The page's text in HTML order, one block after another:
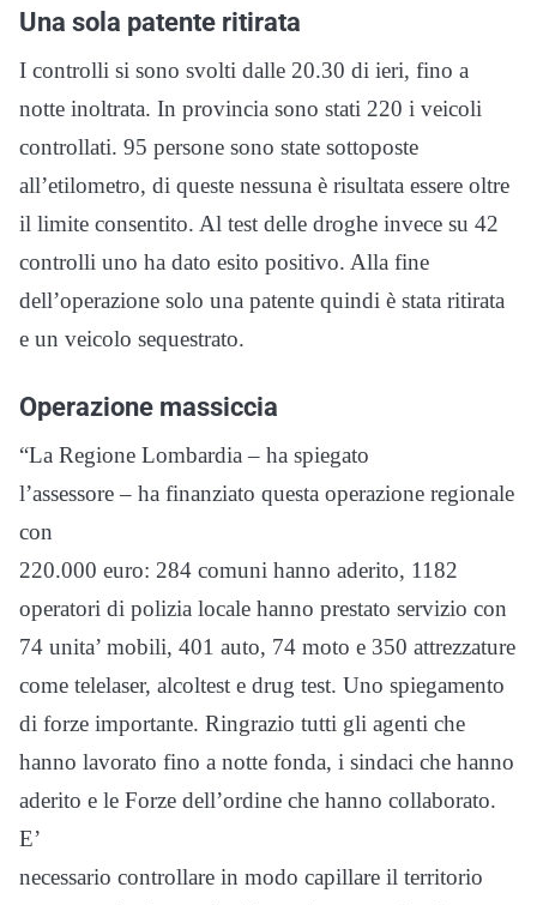
Una sola patente ritirata
I controlli si sono svolti dalle 20.30 di ieri, fino a
notte inoltrata. In provincia sono stati 220 i veicoli
controllati. 95 persone sono state sottoposte
all’etilometro, di queste nessuna è risultata essere oltre
il limite consentito. Al test delle droghe invece su 42
controlli uno ha dato esito positivo. Alla fine
dell’operazione solo una patente quindi è stata ritirata
e un veicolo sequestrato.
Operazione massiccia
“La Regione Lombardia – ha spiegato
l’assessore – ha finanziato questa operazione regionale
con
220.000 euro: 284 comuni hanno aderito, 1182
operatori di polizia locale hanno prestato servizio con
74 unita’ mobili, 401 auto, 74 moto e 350 attrezzature
come telelaser, alcoltest e drug test. Uno spiegamento
di forze importante. Ringrazio tutti gli agenti che
hanno lavorato fino a notte fonda, i sindaci che hanno
aderito e le Forze dell’ordine che hanno collaborato.
E’
necessario controllare in modo capillare il territorio